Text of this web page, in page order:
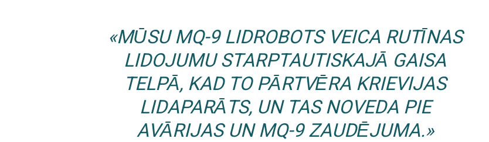
«MŪSU MQ-9 LIDROBOTS VEICA RUTĪNAS
LIDOJUMU STARPTAUTISKAJĀ GAISA
TELPĀ, KAD TO PĀRTVĒRA KRIEVIJAS
LIDAPARĀTS, UN TAS NOVEDA PIE
AVĀRIJAS UN MQ-9 ZAUDĒJUMA.»